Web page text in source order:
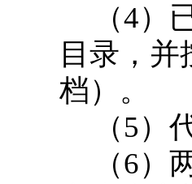
（4）
目录，
档）。
（5）
（6）